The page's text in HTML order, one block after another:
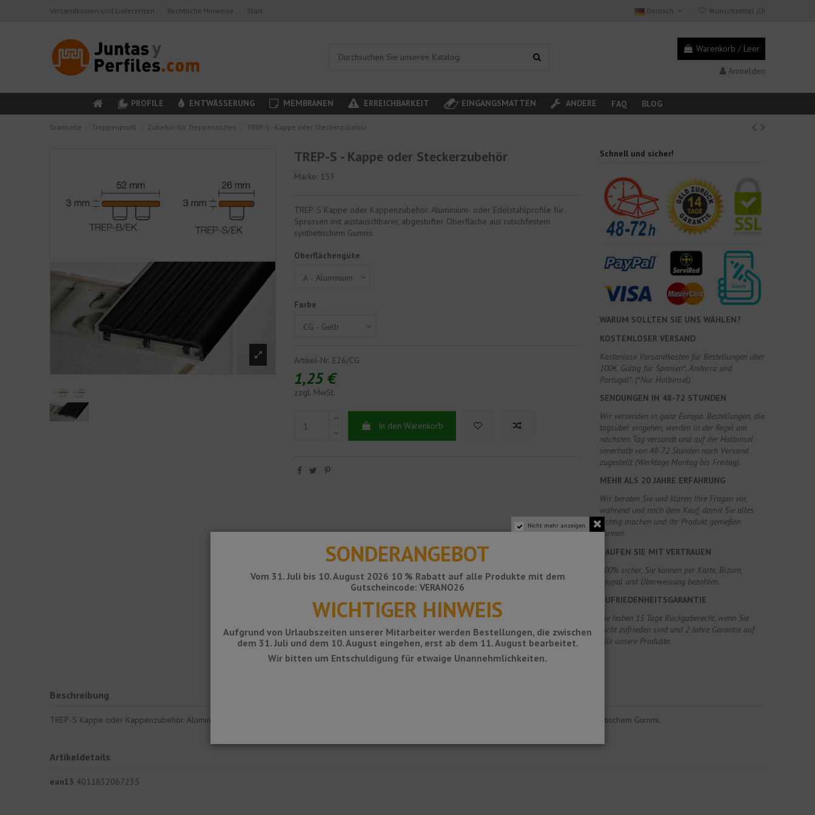
Versandkosten und Lieferzeiten Rechtliche Hinweise Start Deutsch Wunschzettel (0)
Warenkorb / Leer
Anmelden
PROFILE ENTWÄSSERUNG MEMBRANEN ERREICHBARKEIT EINGANGSMATTEN ANDERE FAQ BLOG
Startseite Treppenprofil Zubehör für Treppenstufen TREP-S - Kappe oder Steckerzubehör
TREP-S - Kappe oder Steckerzubehör
Marke: 153
TREP-S Kappe oder Kappenzubehör. Aluminium- oder Edelstahlprofile für
Sprossen mit austauschbarer, abgestufter Oberfläche aus rutschfestem
synthetischem Gummi.
Oberflächengüte
Farbe
Artikel-Nr. E26/CG
1,25 €
zzgl. MwSt.
In den Warenkorb
Schnell und sicher!
WARUM SOLLTEN SIE UNS WÄHLEN?
KOSTENLOSER VERSAND
Kostenlose Versandkosten für Bestellungen über
100€. Gültig für Spanien*, Andorra und
Portugal*. (*Nur Halbinsel)
SENDUNGEN IN 48-72 STUNDEN
Wir versenden in ganz Europa. Bestellungen, die
tagsüber eingehen, werden in der Regel am
nächsten Tag versandt und auf der Halbinsel
innerhalb von 48-72 Stunden nach Versand
zugestellt (Werktage Montag bis Freitag).
MEHR ALS 20 JAHRE ERFAHRUNG
Wir beraten Sie und klären Ihre Fragen vor,
während und nach dem Kauf, damit Sie alles
richtig machen und Ihr Produkt genießen
können.
KAUFEN SIE MIT VERTRAUEN
100% sicher, Sie können per Karte, Bizum,
Paypal und Überweisung bezahlen.
ZUFRIEDENHEITSGARANTIE
Sie haben 15 Tage Rückgaberecht, wenn Sie
nicht zufrieden sind und 2 Jahre Garantie auf
alle unsere Produkte.
Beschreibung
TREP-S Kappe oder Kappenzubehör. Aluminium- oder Edelstahlprofile für Sprossen mit austauschbarer, abgestufter Oberfläche aus rutschfestem synthetischem Gummi.
Artikeldetails
ean13 4011832067235
Nicht mehr anzeigen.
SONDERANGEBOT
Vom 31. Juli bis 10. August 2026 10 % Rabatt auf alle Produkte mit dem
Gutscheincode: VERANO26
WICHTIGER HINWEIS
Aufgrund von Urlaubszeiten unserer Mitarbeiter werden Bestellungen, die zwischen
dem 31. Juli und dem 10. August eingehen, erst ab dem 11. August bearbeitet.
Wir bitten um Entschuldigung für etwaige Unannehmlichkeiten.